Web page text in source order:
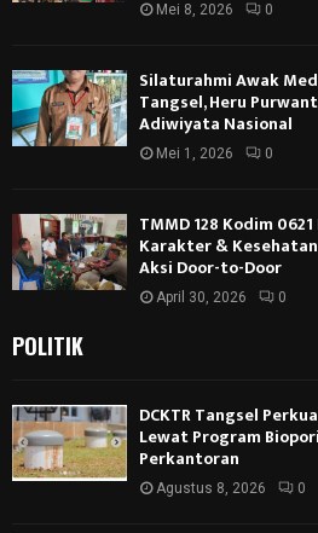
Mei 8, 2026 0
Silaturahmi Awak
Tangsel, Heru
Adiwiyata Nasional
Mei 1, 2026 0
TMMD 128 Kodim
Karakter &
Aksi Door-to-Door
April 30, 2026 0
POLITIK
DCKTR Tangsel
Lewat Program
Perkantoran
Agustus 8, 2026 0